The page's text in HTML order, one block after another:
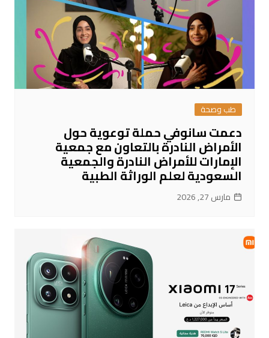
طب وصحة
دعمت سانوفي حملة توعوية حول
الأمراض النادرة بالتعاون مع جمعية
الإمارات للأمراض النادرة والجمعية
السعودية لعلم الوراثة الطبية
مارس 27, 2026